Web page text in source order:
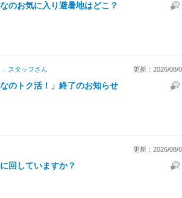
のお気に入り避暑地はどこ？
スタッフさん 更新：2026/08/
のトク活！」終了のお知らせ
更新：2026/08/
回していますか？